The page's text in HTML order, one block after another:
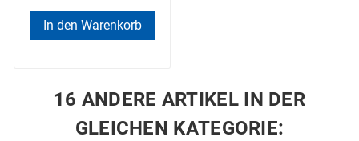
In den Warenkorb
16 ANDERE ARTIKEL IN DER
GLEICHEN KATEGORIE: